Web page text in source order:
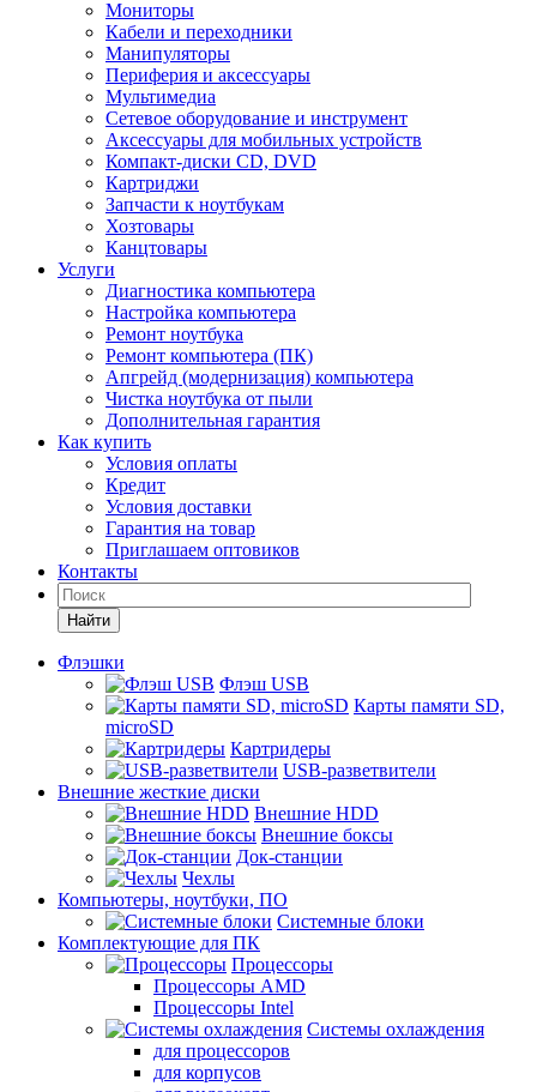
Мониторы
Кабели и переходники
Манипуляторы
Периферия и аксессуары
Мультимедиа
Сетевое оборудование и инструмент
Аксессуары для мобильных устройств
Компакт-диски CD, DVD
Картриджи
Запчасти к ноутбукам
Хозтовары
Канцтовары
Услуги
Диагностика компьютера
Настройка компьютера
Ремонт ноутбука
Ремонт компьютера (ПК)
Апгрейд (модернизация) компьютера
Чистка ноутбука от пыли
Дополнительная гарантия
Как купить
Условия оплаты
Кредит
Условия доставки
Гарантия на товар
Приглашаем оптовиков
Контакты
Найти
Флэшки
Флэш USB
Карты памяти SD,
microSD
Картридеры
USB-разветвители
Внешние жесткие диски
Внешние HDD
Внешние боксы
Док-станции
Чехлы
Компьютеры, ноутбуки, ПО
Системные блоки
Комплектующие для ПК
Процессоры
Процессоры AMD
Процессоры Intel
Системы охлаждения
для процессоров
для корпусов